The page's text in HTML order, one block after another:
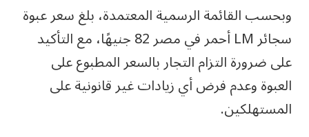
وبحسب القائمة الرسمية المعتمدة، بلغ سعر عبوة
سجائر LM أحمر في مصر 82 جنيهًا، مع التأكيد
على ضرورة التزام التجار بالسعر المطبوع على
العبوة وعدم فرض أي زيادات غير قانونية على
المستهلكين.